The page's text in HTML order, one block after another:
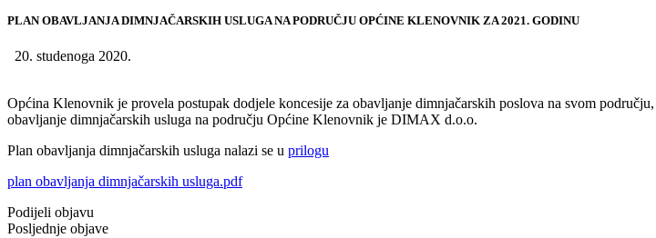
PLAN OBAVLJANJA DIMNJAČARSKIH USLUGA NA PODRUČJU OPĆINE KLENOVNIK ZA 2021. GODINU
20. studenoga 2020.
Općina Klenovnik je provela postupak dodjele koncesije za obavljanje dimnjačarskih poslova na svom
obavljanje dimnjačarskih usluga na području Općine Klenovnik je DIMAX d.o.o.
Plan obavljanja dimnjačarskih usluga nalazi se u prilogu
plan obavljanja dimnjačarskih usluga.pdf
Podijeli objavu
Posljednje objave